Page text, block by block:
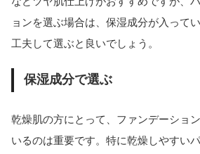
ョンを選ぶ場合は、保湿成分が入って
工夫して選ぶと良いでしょう。
保湿成分で選ぶ
乾燥肌の方にとって、ファンデーショ
いるのは重要です。特に乾燥しやすい